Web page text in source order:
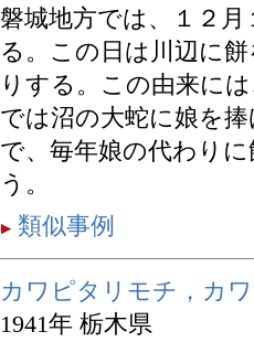
磐城地方では、１２
る。この日は川辺に
りする。この由来に
では沼の大蛇に娘を
で、毎年娘の代わり
う。
類似事例
カワピタリモチ，カ
1941年 栃木県